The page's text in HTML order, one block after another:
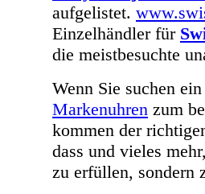
aufgelistet.
Einzelhändler für
die meistbesuchte
Wenn Sie suchen
Markenuhren zum
kommen der
dass und vieles
zu erfüllen, sondern